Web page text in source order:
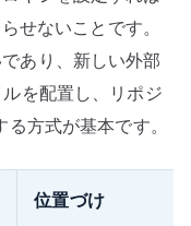
せないことです。
あり、新しい外部
を配置し、リポジ
る方式が基本です。
位置づけ